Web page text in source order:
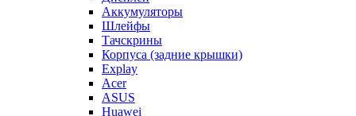
Аккумуляторы
Шлейфы
Тачскрины
Корпуса (задние крышки)
Explay
Acer
ASUS
Huawei